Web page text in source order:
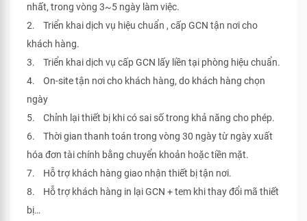
nhất, trong vòng 3~5 ngày làm việc.
2. Triển khai dịch vụ hiệu chuẩn , cấp GCN tận nơi cho
khách hàng.
3. Triển khai dịch vụ cấp GCN lấy liền tại phòng hiệu chuẩn.
4. On-site tận nơi cho khách hàng, do khách hàng chọn
ngày
5. Chỉnh lại thiết bị khi có sai số trong khả năng cho phép.
6. Thời gian thanh toán trong vòng 30 ngày từ ngày xuất
hóa đơn tài chính bằng chuyển khoản hoặc tiền mặt.
7. Hỗ trợ khách hàng giao nhận thiết bị tận nơi.
8. Hỗ trợ khách hàng in lại GCN + tem khi thay đổi mã thiết
bị…